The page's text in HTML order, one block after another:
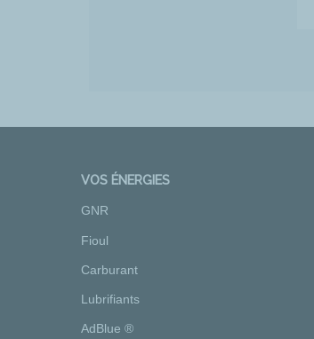
VOS ÉNERGIES
GNR
Fioul
Carburant
Lubrifiants
AdBlue ®